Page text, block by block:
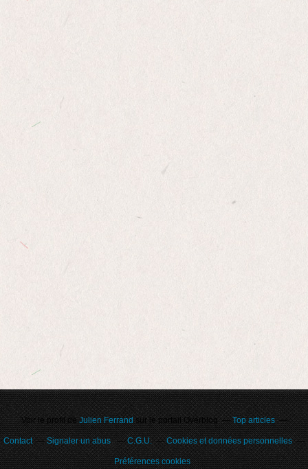
Voir le profil deJulien Ferrandsur le portail Overblog Top articles
Contact Signaler un abus C.G.U. Cookies et données personnelles
Préférences cookies